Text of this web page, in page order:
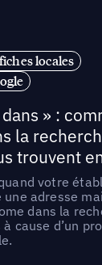
locales
» :
la
trouvent
votre
adresse
dans la
cause d’un